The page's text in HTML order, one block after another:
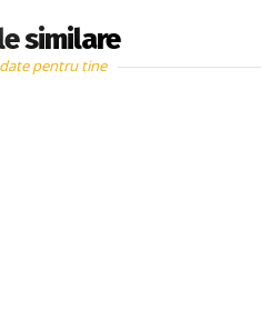
similare
pentru tine